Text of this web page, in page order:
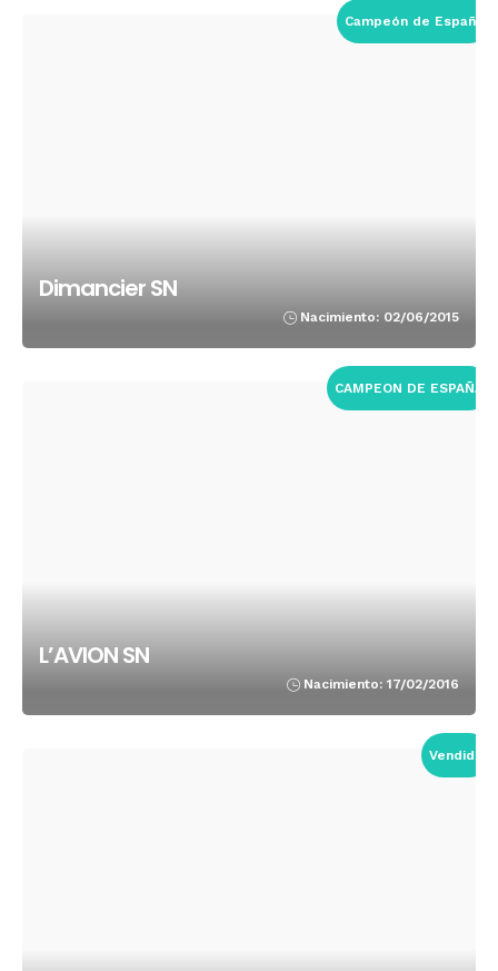
Campeón de España
Dimancier SN
Nacimiento: 02/06/2015
CAMPEON DE ESPAÑA
L’AVION SN
Nacimiento: 17/02/2016
Vendido